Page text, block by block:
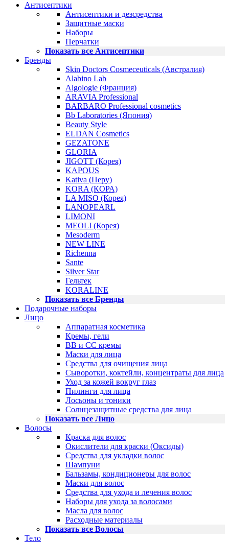
Антисептики
Антисептики и дезсредства
Защитные маски
Наборы
Перчатки
Показать все Антисептики
Бренды
Skin Doctors Cosmeceuticals (Австралия)
Alabino Lab
Algologie (Франция)
ARAVIA Professional
BARBARO Professional cosmetics
Bb Laboratories (Япония)
Beauty Style
ELDAN Cosmetics
GEZATONE
GLORIA
JIGOTT (Корея)
KAPOUS
Kativa (Перу)
KORA (КОРА)
LA MISO (Корея)
LANOPEARL
LIMONI
MEOLI (Корея)
Mesoderm
NEW LINE
Richenna
Sante
Silver Star
Гельтек
KORALINE
Показать все Бренды
Подарочные наборы
Лицо
Аппаратная косметика
Кремы, гели
BB и CC кремы
Маски для лица
Средства для очищения лица
Сыворотки, коктейли, концентраты для лица
Уход за кожей вокруг глаз
Пилинги для лица
Лосьоны и тоники
Солнцезащитные средства для лица
Показать все Лицо
Волосы
Краска для волос
Окислители для краски (Оксиды)
Средства для укладки волос
Шампуни
Бальзамы, кондиционеры для волос
Маски для волос
Средства для ухода и лечения волос
Наборы для ухода за волосами
Масла для волос
Расходные материалы
Показать все Волосы
Тело